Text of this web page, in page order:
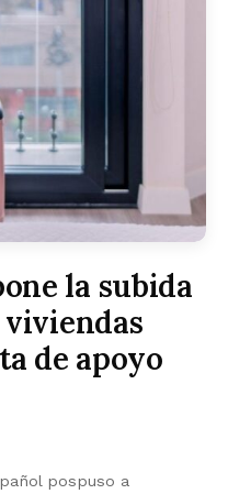
la subida
viviendas
de apoyo
pospuso a